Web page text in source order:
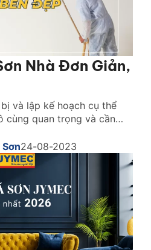
Nhà Đơn Giản,
và lập kế hoạch cụ thể
cùng quan trọng và cần
có thể tự thi công sơn
thi […]
24-08-2023